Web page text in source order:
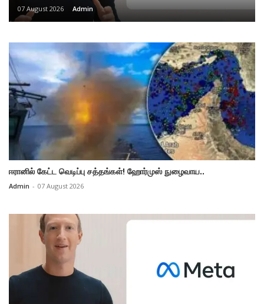
07 August 2026 Admin
ஈரானில் கேட்ட வெடிப்பு சத்தங்கள்! ஹோர்முஸ் நுழைவாய..
Admin - 07 August 2026